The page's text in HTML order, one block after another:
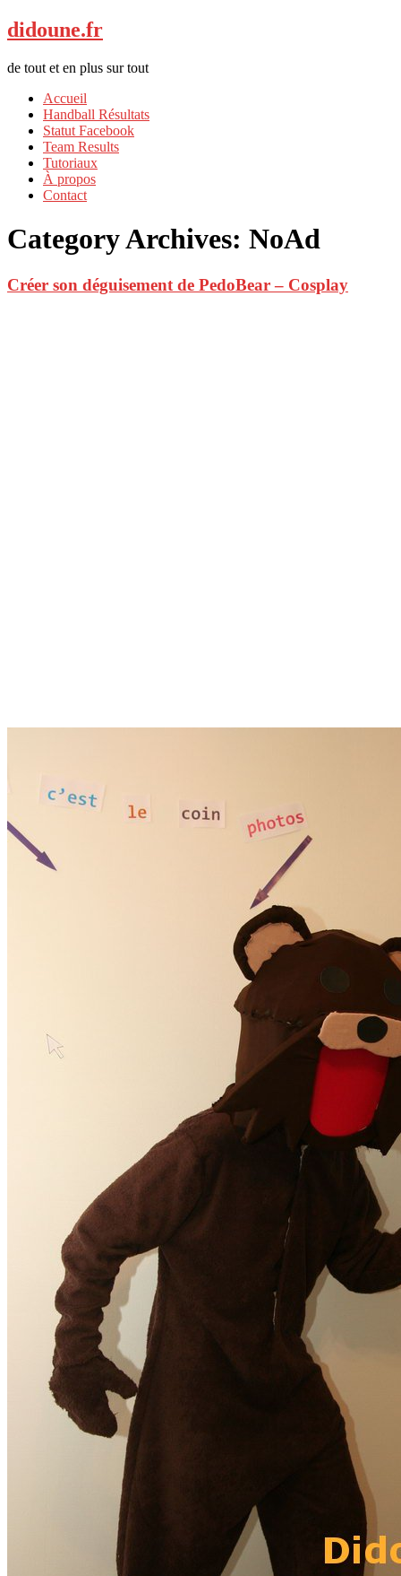
didoune.fr
de tout et en plus sur tout
Accueil
Handball Résultats
Statut Facebook
Team Results
Tutoriaux
À propos
Contact
Category Archives: NoAd
Créer son déguisement de PedoBear – Cosplay